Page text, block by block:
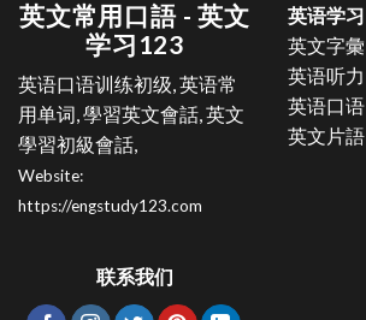
英文常用口語 - 英文
学习123
英语口语训练初级, 英语常
用单词, 學習英文會話, 英文
學習初級會話,
Website:
https://engstudy123.com
英语学习
英文字彙
英语听力
英语口语
英文片語
联系我们